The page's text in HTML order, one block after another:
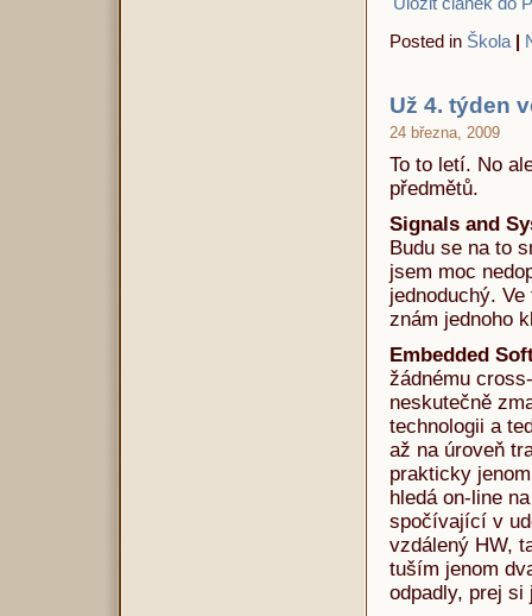
Posted in Škola |
Už 4. týden
24 března, 2009
To to letí. No
předmětů.
Signals and
Budu se na to
jsem moc
jednoduchý.
znám jednoho
Embedded
žádnému
neskutečně
technologii a
až na úroveň
prakticky
hledá on-line
spočívající v
vzdálený HW,
tuším jenom
odpadly, prej si